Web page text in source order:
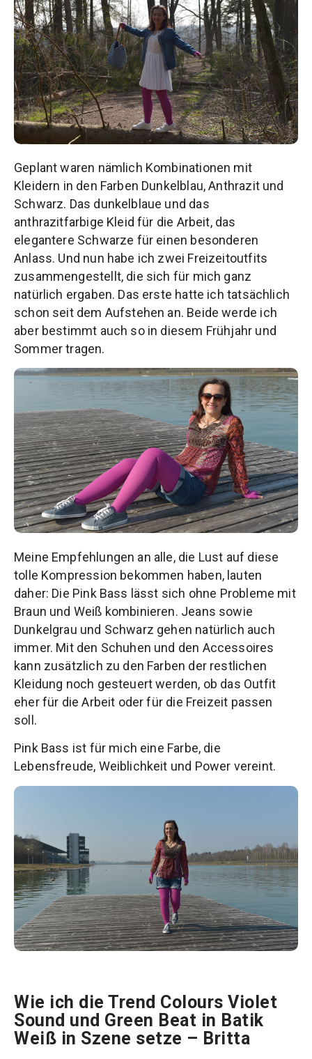
Geplant waren nämlich Kombinationen mit
Kleidern in den Farben Dunkelblau, Anthrazit und
Schwarz. Das dunkelblaue und das
anthrazitfarbige Kleid für die Arbeit, das
elegantere Schwarze für einen besonderen
Anlass. Und nun habe ich zwei Freizeitoutfits
zusammengestellt, die sich für mich ganz
natürlich ergaben. Das erste hatte ich tatsächlich
schon seit dem Aufstehen an. Beide werde ich
aber bestimmt auch so in diesem Frühjahr und
Sommer tragen.
Meine Empfehlungen an alle, die Lust auf diese
tolle Kompression bekommen haben, lauten
daher: Die Pink Bass lässt sich ohne Probleme mit
Braun und Weiß kombinieren. Jeans sowie
Dunkelgrau und Schwarz gehen natürlich auch
immer. Mit den Schuhen und den Accessoires
kann zusätzlich zu den Farben der restlichen
Kleidung noch gesteuert werden, ob das Outfit
eher für die Arbeit oder für die Freizeit passen
soll.
Pink Bass ist für mich eine Farbe, die
Lebensfreude, Weiblichkeit und Power vereint.
Wie ich die Trend Colours Violet
Sound und Green Beat in Batik
Weiß in Szene setze – Britta